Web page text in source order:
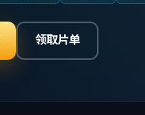
领取片单